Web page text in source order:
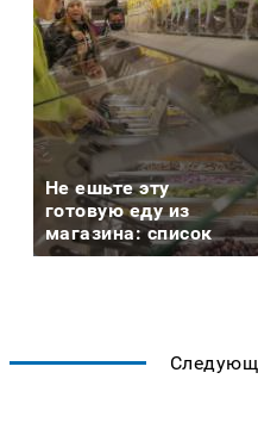
Не ешьте эту
готовую еду из
магазина: список